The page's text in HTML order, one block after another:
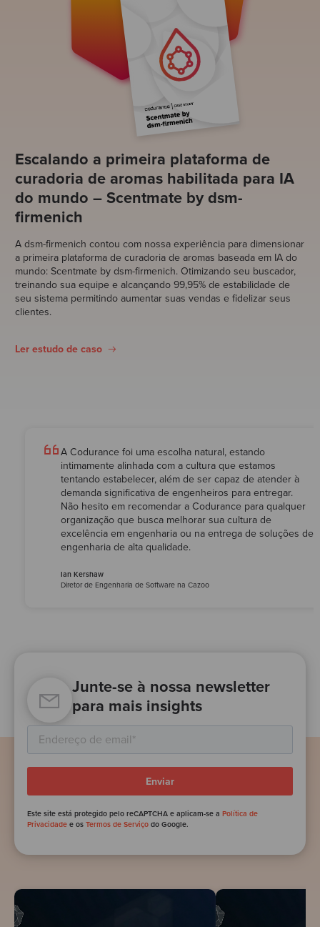
Escalando a primeira plataforma de
curadoria de aromas habilitada para IA
do mundo – Scentmate by dsm-
firmenich
Adsm-firmenich contou com nossa experiência para dimensionar
a primeira plataforma de curadoria de aromas baseada em IA do
mundo:Scentmate by dsm-firmenich. Otimizando seu buscador,
treinando sua equipe e alcançando 99,95% de estabilidade de
seu sistema permitindo aumentar suas vendas e fidelizar seus
clientes.
Ler estudo de caso
A Codurance foi uma escolha natural, estando
intimamente alinhada com a cultura que estamos
tentando estabelecer, além de ser capaz de atender à
demanda significativa de engenheiros para entregar.
Não hesito em recomendar a Codurance para qualquer
organização que busca melhorar sua cultura de
excelência em engenharia ou na entrega de soluções de
engenharia de alta qualidade.
Ian Kershaw
Diretor de Engenharia de Software na Cazoo
Junte-se à nossa newsletter
para mais insights
Este site está protegido pelo reCAPTCHA e aplicam-se a Política de
Privacidadee os Termos de Serviçodo Google.